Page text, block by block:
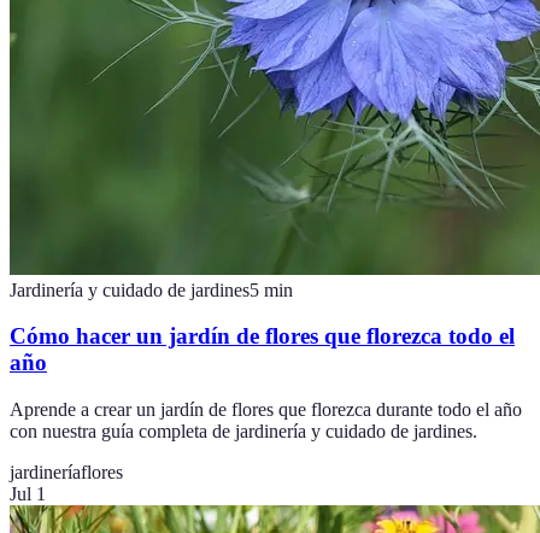
Jardinería y cuidado de jardines5 min
Cómo hacer un jardín de flores que florezca todo el
año
Aprende a crear un jardín de flores que florezca durante todo el año
con nuestra guía completa de jardinería y cuidado de jardines.
jardineríaflores
Jul 1